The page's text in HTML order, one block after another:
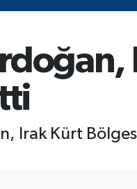
Irak Kürt